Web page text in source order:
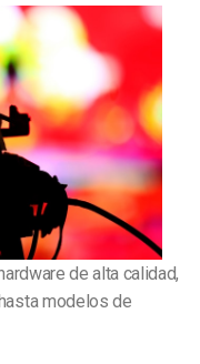
de alta calidad,
modelos de